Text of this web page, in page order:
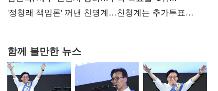
탈환'(종합)
'정청래 책임론' 꺼낸 친명계…친청계는 추가투표
함께 볼만한 뉴스